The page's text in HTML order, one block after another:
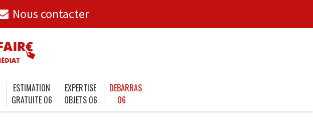
Nous contacter
ESTIMATION
GRATUITE 06
EXPERTISE
OBJETS 06
DEBARRAS
06